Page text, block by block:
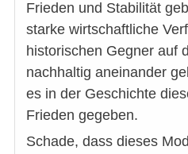
Frieden und Stabilität
starke wirtschaftliche
historischen Gegner auf
nachhaltig aneinander
es in der Geschichte
Frieden gegeben.
Schade, dass dieses